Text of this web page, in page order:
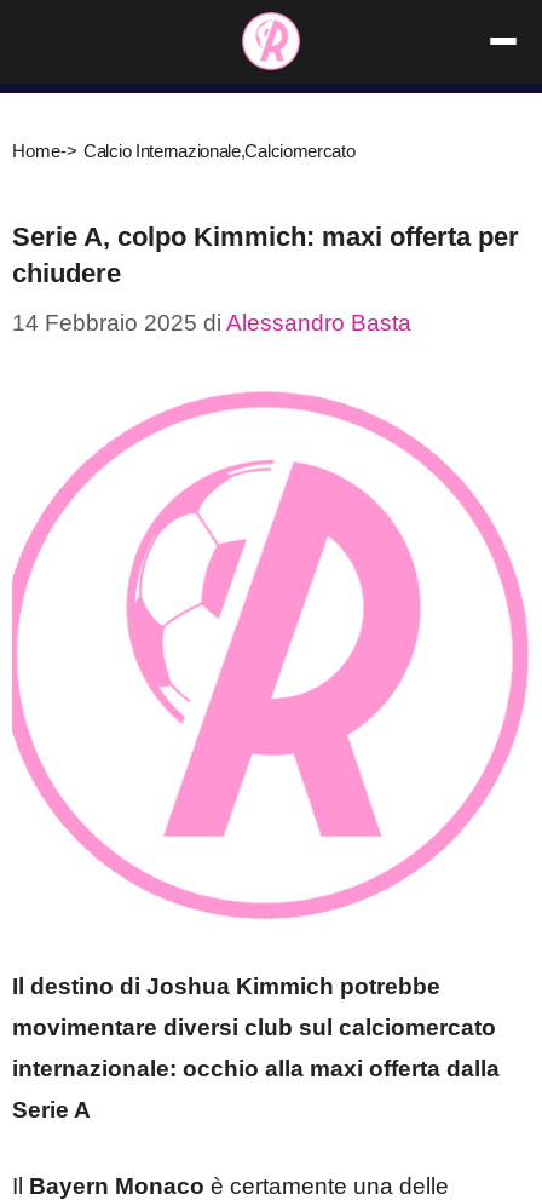
contenuto
Home-> Calcio Internazionale,Calciomercato
Serie A, colpo Kimmich: maxi offerta per
chiudere
14 Febbraio 2025 di Alessandro Basta
Il destino di Joshua Kimmich potrebbe
movimentare diversi club sul calciomercato
internazionale: occhio alla maxi offerta dalla
Serie A
Il Bayern Monaco è certamente una delle